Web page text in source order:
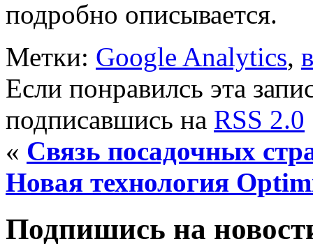
подробно описывается.
Метки: Google Analytics,
Если понравилсь эта
подписавшись на RSS 2.0
« Связь посадочных
Новая технология
Подпишись на